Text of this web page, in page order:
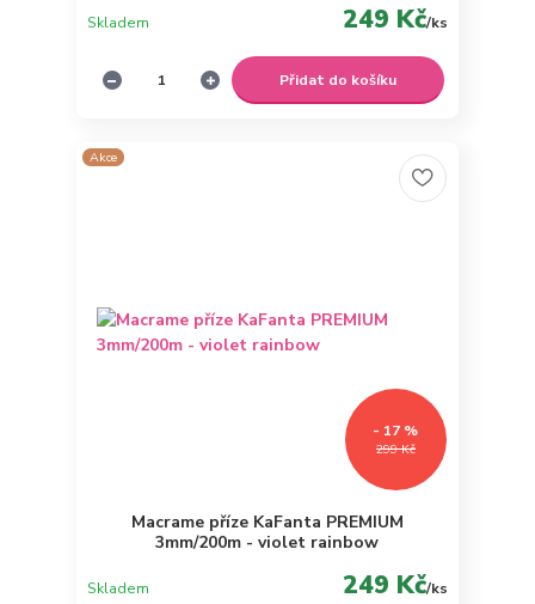
249 Kč/ks
Skladem
Přidat do košíku
Akce
299 Kč
- 17 %
Macrame příze KaFanta PREMIUM
3mm/200m - violet rainbow
249 Kč/ks
Skladem